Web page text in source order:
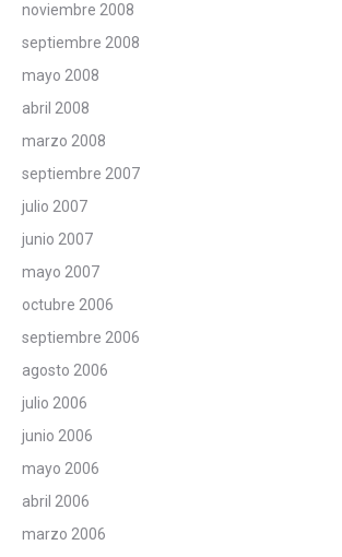
noviembre 2008
septiembre 2008
mayo 2008
abril 2008
marzo 2008
septiembre 2007
julio 2007
junio 2007
mayo 2007
octubre 2006
septiembre 2006
agosto 2006
julio 2006
junio 2006
mayo 2006
abril 2006
marzo 2006